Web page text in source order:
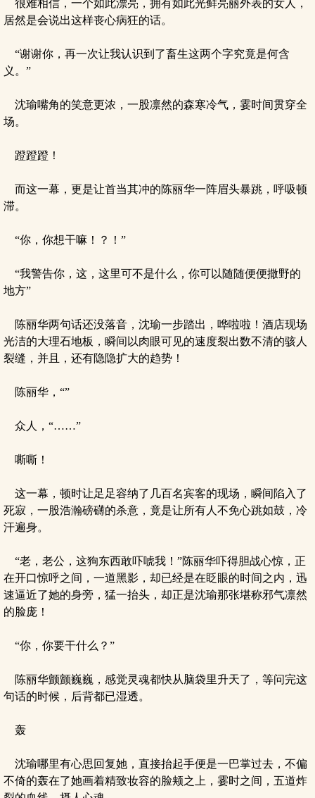
很难相信，一个如此漂亮，拥有如此光鲜亮丽外表的女人，
居然是会说出这样丧心病狂的话。
“谢谢你，再一次让我认识到了畜生这两个字究竟是何含
义。”
沈瑜嘴角的笑意更浓，一股凛然的森寒冷气，霎时间贯穿全
场。
蹬蹬蹬！
而这一幕，更是让首当其冲的陈丽华一阵眉头暴跳，呼吸顿
滞。
“你，你想干嘛！？！”
“我警告你，这，这里可不是什么，你可以随随便便撒野的
地方”
陈丽华两句话还没落音，沈瑜一步踏出，哗啦啦！酒店现场
光洁的大理石地板，瞬间以肉眼可见的速度裂出数不清的骇人
裂缝，并且，还有隐隐扩大的趋势！
陈丽华，“”
众人，“……”
嘶嘶！
这一幕，顿时让足足容纳了几百名宾客的现场，瞬间陷入了
死寂，一股浩瀚磅礴的杀意，竟是让所有人不免心跳如鼓，冷
汗遍身。
“老，老公，这狗东西敢吓唬我！”陈丽华吓得胆战心惊，正
在开口惊呼之间，一道黑影，却已经是在眨眼的时间之内，迅
速逼近了她的身旁，猛一抬头，却正是沈瑜那张堪称邪气凛然
的脸庞！
“你，你要干什么？”
陈丽华颤颤巍巍，感觉灵魂都快从脑袋里升天了，等问完这
句话的时候，后背都已湿透。
轰
沈瑜哪里有心思回复她，直接抬起手便是一巴掌过去，不偏
不倚的轰在了她画着精致妆容的脸颊之上，霎时之间，五道炸